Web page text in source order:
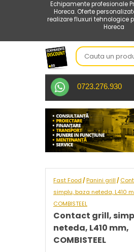
Echipamente profesionale
Horeca. Oferte
realizare fluxuri tehnologice
Horeca
0723.276.930
Fast Food /Panini grill /
simplu, baza neteda, L410
COMBISTEEL
Contact grill,
neteda, L410 mm,
COMBISTEEL